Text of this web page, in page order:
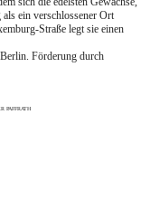
ein verschlossener Ort
Straße legt sie einen
Förderung durch
PAFFRATH